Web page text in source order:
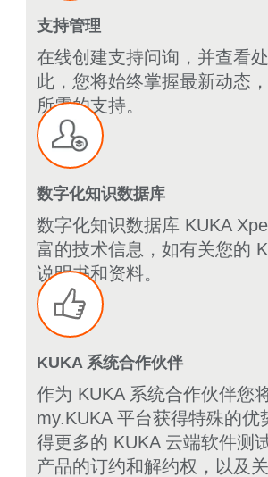
支持管理
在线创建支持问询，并查看
此，您将始终掌握最新动态
所需的支持。
数字化知识数据库
数字化知识数据库 KUKA
富的技术信息，如有关您的
说明书和资料。
KUKA 系统合作伙伴
作为 KUKA 系统合作伙伴您
my.KUKA 平台获得特殊的优
得更多的 KUKA 云端软件测
产品的订约和解约权，以及